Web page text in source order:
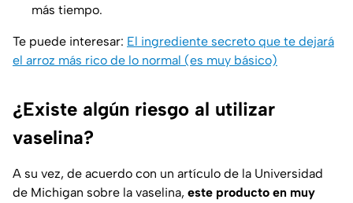
más tiempo.
Te puede interesar: El ingrediente secreto que te dejará
el arroz más rico de lo normal (es muy básico)
¿Existe algún riesgo al utilizar
vaselina?
A su vez, de acuerdo con un artículo de la Universidad
de Michigan sobre la vaselina, este producto en muy